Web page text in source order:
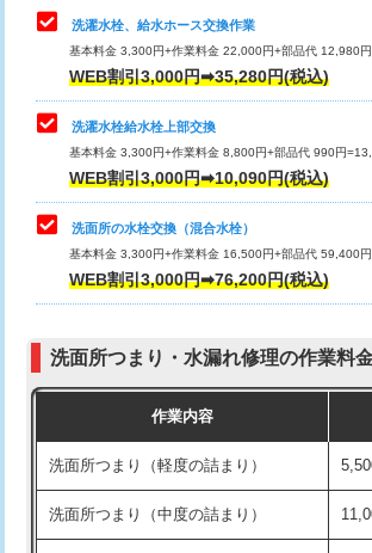
業）
排水管工事（排水管工事/3ｍまで）
排水管工事（追加 排水管工事/3ｍ超
え）
マス交換（土の掘削・埋め戻し作業）
マス交換（深さ50㎝未満）
マス交換（深さ50㎝以上）
モルタル補修（厚さ10㎝まで）
モルタル補修（厚さ10㎝超え）
洗面台設置
キッチンタンク脱着
その他部品の脱着
交換・取付（タンク）
交換・取付(単水栓（壁付・デッキ
式）)
交換・取付(混合水栓（壁付・デッキ
式・ワンホール）)
（P/S/ポップアップ））
交換・取付（その他部品）
持込商品取付（単水栓）
持込商品取付（混合水栓）
持込商品取付（浄水器・分岐水栓）
洗濯水栓、給水ホース交換作業
基本料金 3,300円+作業料金 22,000円+部品代 12,980
WEB割引3,000円➡35,280円(税込)
洗濯水栓給水栓上部交換
基本料金 3,300円+作業料金 8,800円+部品代 990円
WEB割引3,000円➡10,090円(税込)
洗面所の水栓交換（混合水栓）
基本料金 3,300円+作業料金 16,500円+部品代 59,400
WEB割引3,000円➡76,200円(税込)
洗面所つまり・水漏れ修理の作業料
作業内容
洗面所つまり（軽度の詰まり）
洗面所つまり（中度の詰まり）